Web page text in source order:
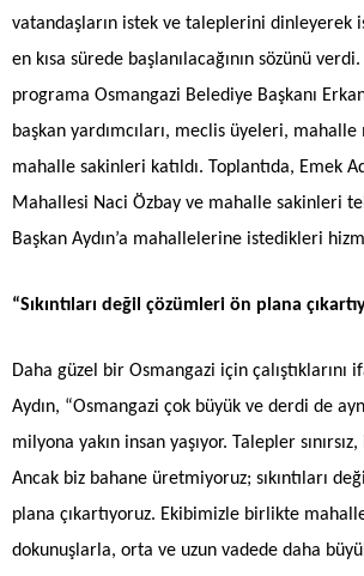
vatandaşların istek ve taleplerini dinleyerek
en kısa sürede başlanılacağının sözünü
programa Osmangazi Belediye Başkanı Erkan
başkan yardımcıları, meclis üyeleri,
mahalle sakinleri katıldı. Toplantıda, Emek
Mahallesi Naci Özbay ve mahalle sakinleri
Başkan Aydın’a mahallelerine istedikleri
“Sıkıntıları değil çözümleri ön plana
Daha güzel bir Osmangazi için çalıştıklarını
Aydın, “Osmangazi çok büyük ve derdi de
milyona yakın insan yaşıyor. Talepler sınırsız,
Ancak biz bahane üretmiyoruz; sıkıntıları
plana çıkartıyoruz. Ekibimizle birlikte
dokunuşlarla, orta ve uzun vadede daha